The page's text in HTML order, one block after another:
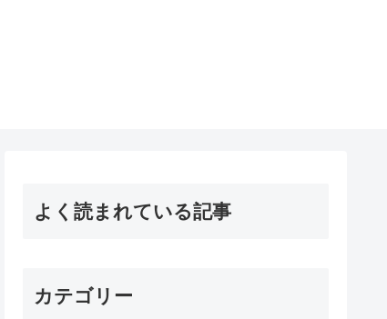
よく読まれている記事
カテゴリー